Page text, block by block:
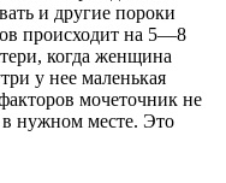
и другие пороки
происходит на 5—8
когда женщина
у нее маленькая
мочеточник не
нужном месте. Это